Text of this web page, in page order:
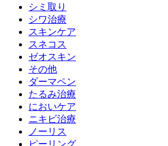
シミ取り
シワ治療
スキンケア
スネコス
ゼオスキン
その他
ダーマペン
たるみ治療
においケア
ニキビ治療
ノーリス
ピーリング